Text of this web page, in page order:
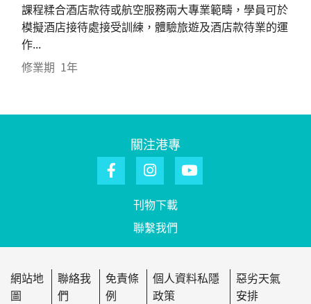
課程糅合酒店款待或航空服務兩大專業範疇，學員可於
模擬酒店接待處接受訓練，體驗旅遊及酒店款待業的運
作...
修業期 1年
關注港專
刊物下載
聯繫我們
網站地
圖
聯絡我
們
免責條
例
個人資料私隱
政策
惡劣天氣
安排